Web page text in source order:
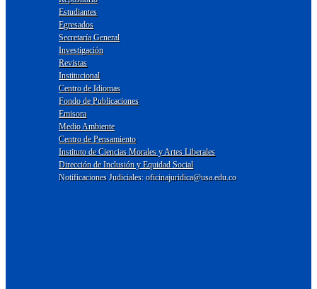
Estudiantes
Egresados
Secretaría General
Investigación
Revistas
Institucional
Centro de Idiomas
Fondo de Publicaciones
Emisora
Medio Ambiente
Centro de Pensamiento
Instituto de Ciencias Morales y Artes Liberales
Dirección de Inclusión y Equidad Social
Notificaciones Judiciales: oficinajuridica@usa.edu.co